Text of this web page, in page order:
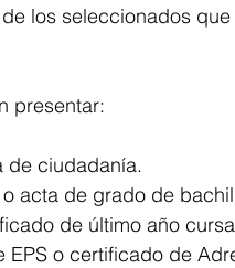
los seleccionados
presentar:
de ciudadanía.
acta de grado de
de último año
o certificado de